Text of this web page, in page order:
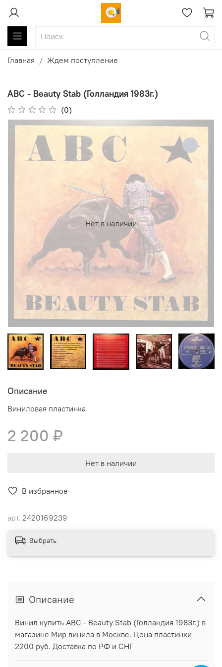
Главная Ждем поступление
ABC - Beauty Stab (Голландия 1983г.)
(0)
В избранное
арт. 2420169239
Нет в наличии
Описание
Виниловая пластинка
2 200 ₽
Нет в наличии
Выбрать
Описание
Винил купить ABC - Beauty Stab (Голландия 1983г.) в
магазине Мир винила в Москве. Цена пластинки
2200 руб. Доставка по РФ и СНГ